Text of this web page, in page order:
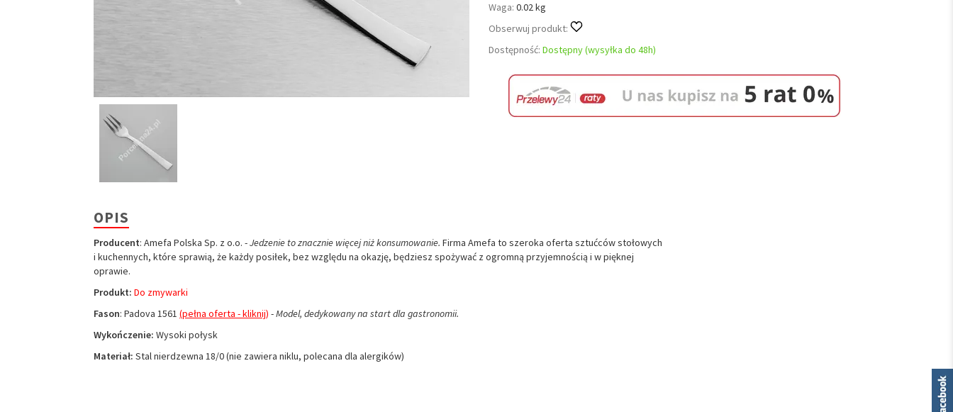
Waga: 0.02 kg
Obserwuj produkt:
Dostępność: Dostępny (wysyłka do 48h)
OPIS
Producent: Amefa Polska Sp. z o.o. -Jedzenie to znacznie więcej niż konsumowanie. Firma Amefa to szeroka oferta sztućców stołowych
i kuchennych, które sprawią, że każdy posiłek, bez względu na okazję, będziesz spożywać z ogromną przyjemnością i w pięknej
oprawie.
Produkt: Do zmywarki
Fason: Padova 1561 (pełna oferta - kliknij) -Model, dedykowany na start dla gastronomii.
Wykończenie: Wysoki połysk
Materiał: Stal nierdzewna 18/0 (nie zawiera niklu, polecana dla alergików)